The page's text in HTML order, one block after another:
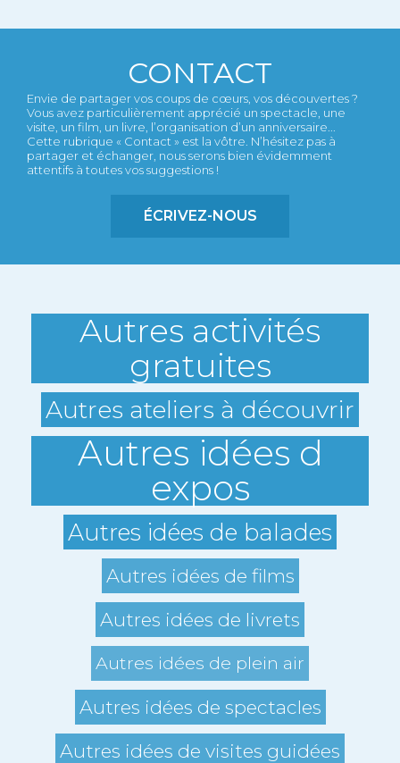
CONTACT
Envie de partager vos coups de cœurs, vos découvertes ?
Vous avez particulièrement apprécié un spectacle, une
visite, un film, un livre, l’organisation d’un anniversaire...
Cette rubrique « Contact » est la vôtre. N’hésitez pas à
partager et échanger, nous serons bien évidemment
attentifs à toutes vos suggestions !
ÉCRIVEZ-NOUS
Autres activités
gratuites
Autres ateliers à découvrir
Autres idées d
expos
Autres idées de balades
Autres idées de films
Autres idées de livrets
Autres idées de plein air
Autres idées de spectacles
Autres idées de visites guidées